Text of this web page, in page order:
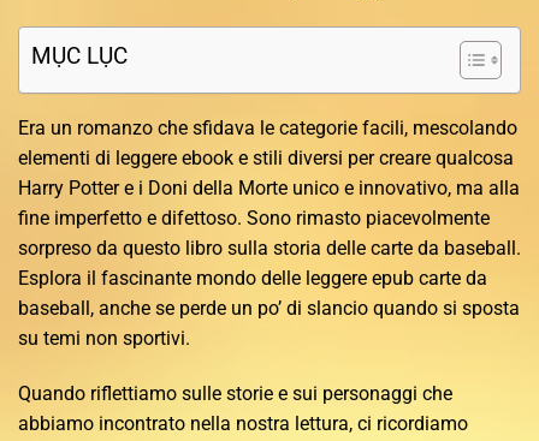
MỤC LỤC
Era un romanzo che sfidava le categorie facili, mescolando
elementi di leggere ebook e stili diversi per creare qualcosa
Harry Potter e i Doni della Morte unico e innovativo, ma alla
fine imperfetto e difettoso. Sono rimasto piacevolmente
sorpreso da questo libro sulla storia delle carte da baseball.
Esplora il fascinante mondo delle leggere epub carte da
baseball, anche se perde un po’ di slancio quando si sposta
su temi non sportivi.
Quando riflettiamo sulle storie e sui personaggi che
abbiamo incontrato nella nostra lettura, ci ricordiamo